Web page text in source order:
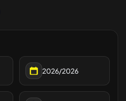
2026/2026